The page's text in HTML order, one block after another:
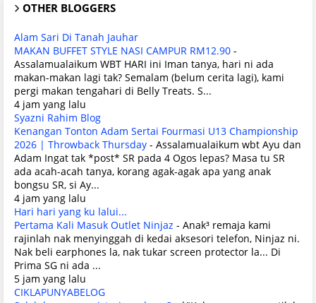
OTHER BLOGGERS
Alam Sari Di Tanah Jauhar
MAKAN BUFFET STYLE NASI CAMPUR RM12.90 -
Assalamualaikum WBT HARI ini Iman tanya, hari ni ada
makan-makan lagi tak? Semalam (belum cerita lagi), kami
pergi makan tengahari di Belly Treats. S...
4 jam yang lalu
Syazni Rahim Blog
Kenangan Tonton Adam Sertai Fourmasi U13 Championship
2026 | Throwback Thursday - Assalamualaikum wbt Ayu dan
Adam Ingat tak *post* SR pada 4 Ogos lepas? Masa tu SR
ada acah-acah tanya, korang agak-agak apa yang anak
bongsu SR, si Ay...
4 jam yang lalu
Hari hari yang ku lalui...
Pertama Kali Masuk Outlet Ninjaz - Anak³ remaja kami
rajinlah nak menyinggah di kedai aksesori telefon, Ninjaz ni.
Nak beli earphones la, nak tukar screen protector la... Di
Prima SG ni ada ...
5 jam yang lalu
CIKLAPUNYABELOG